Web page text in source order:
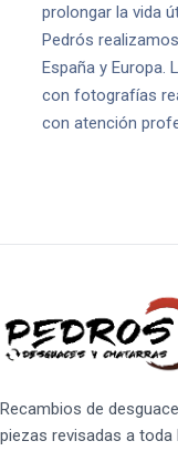
prolongar la vida
Pedrós
España y Europa.
con fotografías
con atención
Recambios de
piezas revisadas a toda